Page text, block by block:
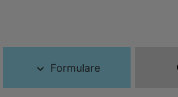
expand_more Formulare